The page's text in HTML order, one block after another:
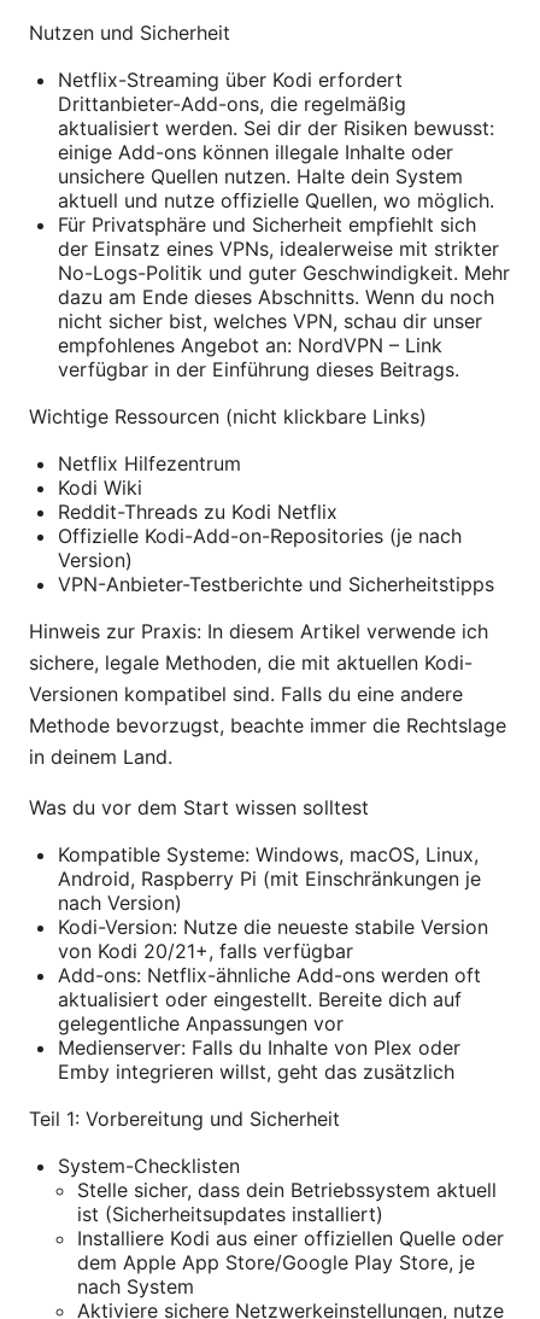
Nutzen und Sicherheit
Netflix-Streaming über Kodi erfordert
Drittanbieter-Add-ons, die regelmäßig
aktualisiert werden. Sei dir der Risiken bewusst:
einige Add-ons können illegale Inhalte oder
unsichere Quellen nutzen. Halte dein System
aktuell und nutze offizielle Quellen, wo möglich.
Für Privatsphäre und Sicherheit empfiehlt sich
der Einsatz eines VPNs, idealerweise mit strikter
No-Logs-Politik und guter Geschwindigkeit. Mehr
dazu am Ende dieses Abschnitts. Wenn du noch
nicht sicher bist, welches VPN, schau dir unser
empfohlenes Angebot an: NordVPN – Link
verfügbar in der Einführung dieses Beitrags.
Wichtige Ressourcen (nicht klickbare Links)
Netflix Hilfezentrum
Kodi Wiki
Reddit-Threads zu Kodi Netflix
Offizielle Kodi-Add-on-Repositories (je nach
Version)
VPN-Anbieter-Testberichte und Sicherheitstipps
Hinweis zur Praxis: In diesem Artikel verwende ich
sichere, legale Methoden, die mit aktuellen Kodi-
Versionen kompatibel sind. Falls du eine andere
Methode bevorzugst, beachte immer die Rechtslage
in deinem Land.
Was du vor dem Start wissen solltest
Kompatible Systeme: Windows, macOS, Linux,
Android, Raspberry Pi (mit Einschränkungen je
nach Version)
Kodi-Version: Nutze die neueste stabile Version
von Kodi 20/21+, falls verfügbar
Add-ons: Netflix-ähnliche Add-ons werden oft
aktualisiert oder eingestellt. Bereite dich auf
gelegentliche Anpassungen vor
Medienserver: Falls du Inhalte von Plex oder
Emby integrieren willst, geht das zusätzlich
Teil 1: Vorbereitung und Sicherheit
System-Checklisten
Stelle sicher, dass dein Betriebssystem aktuell
ist (Sicherheitsupdates installiert)
Installiere Kodi aus einer offiziellen Quelle oder
dem Apple App Store/Google Play Store, je
nach System
Aktiviere sichere Netzwerkeinstellungen, nutze